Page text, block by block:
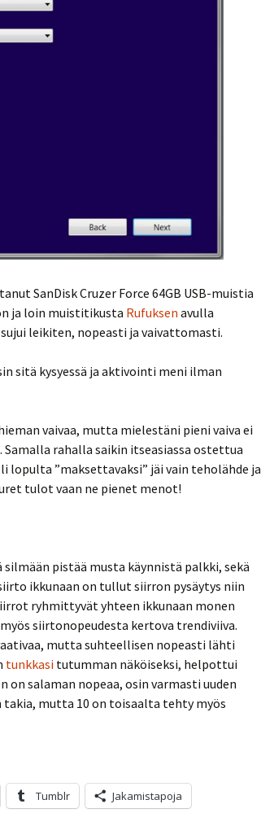
SanDisk Cruzer Force 64GB USB-muistia
ja loin muistitikusta Rufuksen avulla
leikiten, nopeasti ja vaivattomasti.
sitä kysyessä ja aktivointi meni ilman
vaivaa, mutta mielestäni pieni vaiva ei
rahalla saikin itseasiassa ostettua
lopulta ”maksettavaksi” jäi vain teholähde ja
tulot vaan ne pienet menot!
silmään pistää musta käynnistä palkki, sekä
ikkunaan on tullut siirron pysäytys niin
ryhmittyvät yhteen ikkunaan monen
siirtonopeudesta kertova trendiviiva.
mutta suhteellisen nopeasti lähti
tunkkasi tutumman näköiseksi, helpottui
salaman nopeaa, osin varmasti uuden
takia, mutta 10 on toisaalta tehty myös
Tumblr Jakamistapoja